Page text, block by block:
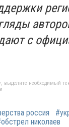
с
необходимый
россия
николаев